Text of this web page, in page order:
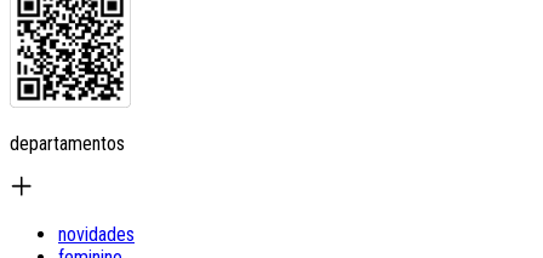
departamentos
novidades